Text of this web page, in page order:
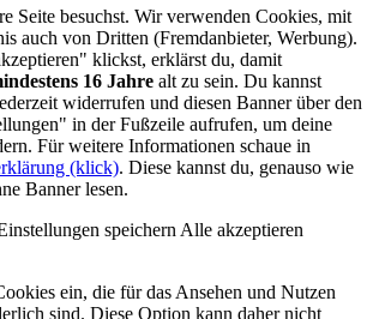
Seite besuchst. Wir verwenden Cookies, mit
auch von Dritten (Fremdanbieter, Werbung).
klickst, erklärst du, damit
16 Jahre alt zu sein. Du kannst
widerrufen und diesen Banner über den
in der Fußzeile aufrufen, um deine
Für weitere Informationen schaue in
(klick). Diese kannst du, genauso wie
Banner lesen.
speichern Alle akzeptieren
ein, die für das Ansehen und Nutzen
sind. Diese Option kann daher nicht